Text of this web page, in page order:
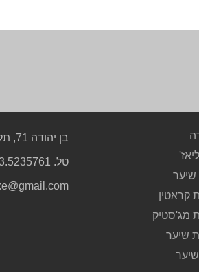
שיער
קראטין
מג'סטיק
שיער
בן יהודה 71, תל אביב
טל. 03.5235761